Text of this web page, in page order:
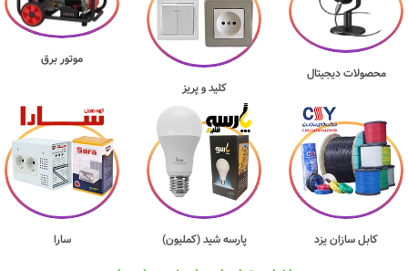
محصولات دیجیتال
کلید و پریز
موتور برق
کابل سازان یزد پارسه شید (کملیون) سارا